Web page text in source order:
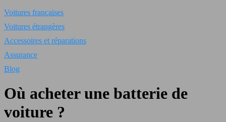
Voitures françaises
Voitures étrangères
Accessoires et réparations
Assurance
Blog
Où acheter une batterie de
voiture ?